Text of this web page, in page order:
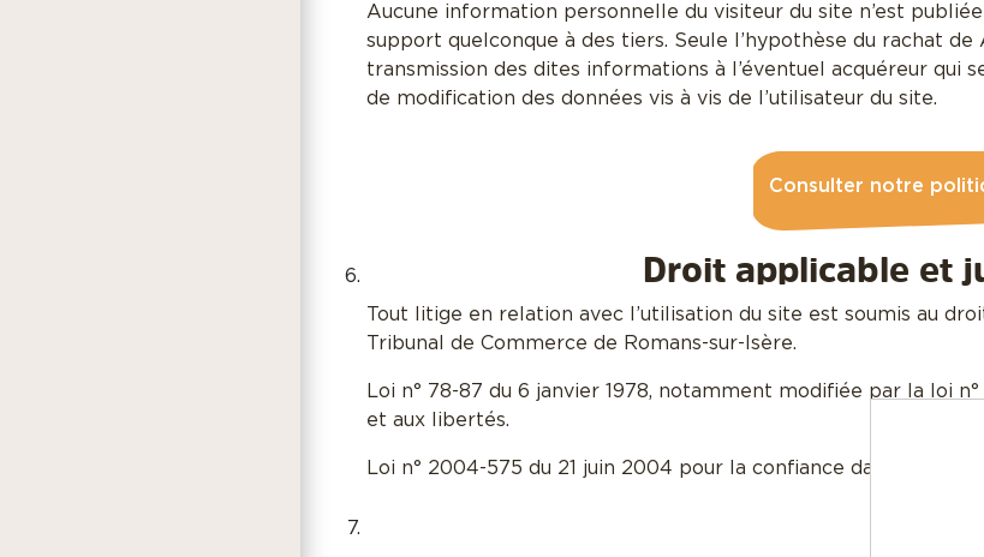
Aucune information personnelle du visiteur du site n’est
support quelconque à des tiers. Seule l’hypothèse du rachat
transmission des dites informations à l’éventuel acquéreur
de modification des données vis à vis de l’utilisateur du site.
Consulter notre
Droit applicable et
Tout litige en relation avec l’utilisation du site est soumis au
Tribunal de Commerce de Romans-sur-Isère.
Loi n° 78-87 du 6 janvier 1978, notamment modifiée par la loi
et aux libertés.
Loi n° 2004-575 du 21 juin 2004 pour la confiance dans